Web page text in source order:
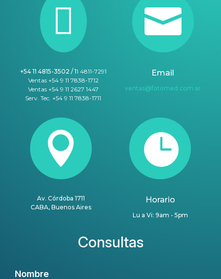

+54 11 4815-3502 / 11 4811-7291
Ventas +54 9 11 7838-1712
Ventas +54 9 11 2627 1447
Serv. Tec. +54 9 11 7838-1711

Email
ventas@fotomed.com.ar

Av. Córdoba 1711
CABA, Buenos Aires

Horario
Lu a Vi: 9am - 5pm
Consultas